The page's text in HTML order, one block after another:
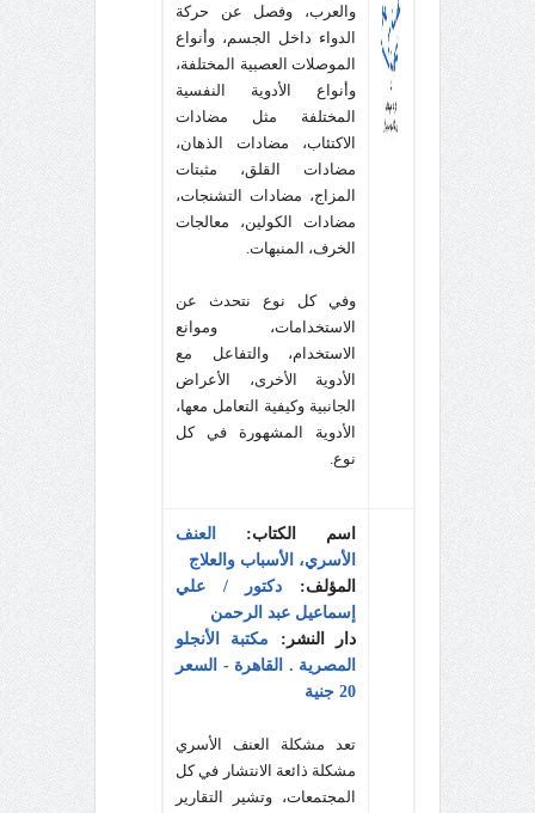
والعرب، وفصل عن حركة
الدواء داخل الجسم، وأنواع
الموصلات العصبية المختلفة،
وأنواع الأدوية النفسية
المختلفة مثل مضادات
الاكتئاب، مضادات الذهان،
مضادات القلق، مثبتات
المزاج، مضادات التشنجات،
مضادات الكولين، معالجات
الخرف، المنبهات.
وفي كل نوع نتحدث عن
الاستخدامات، وموانع
الاستخدام، والتفاعل مع
الأدوية الأخرى، الأعراض
الجانبية وكيفية التعامل معها،
الأدوية المشهورة في كل
نوع.
اسم الكتاب:
العنف
الأسري، الأسباب والعلاج
المؤلف: دكتور / علي
إسماعيل عبد الرحمن
دار النشر: مكتبة الأنجلو
المصرية . القاهرة - السعر
20 جنية
تعد مشكلة العنف الأسري
مشكلة ذائعة الانتشار في كل
المجتمعات، وتشير التقارير